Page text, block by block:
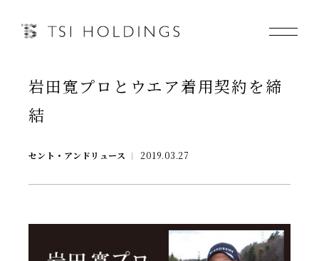
Information
Brand News
Sustainability
岩田寛プロとウエア着用契約を締
結
セント・アンドリュース 2019.03.27